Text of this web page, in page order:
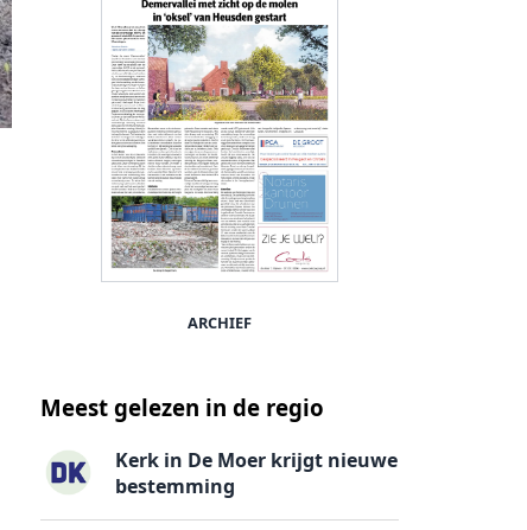
ARCHIEF
Meest gelezen in de regio
Kerk in De Moer krijgt nieuwe
bestemming